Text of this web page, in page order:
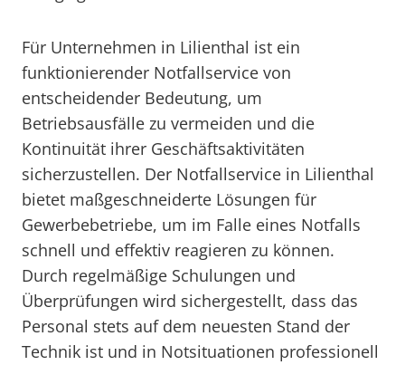
Für Unternehmen in Lilienthal ist ein
funktionierender Notfallservice von
entscheidender Bedeutung, um
Betriebsausfälle zu vermeiden und die
Kontinuität ihrer Geschäftsaktivitäten
sicherzustellen. Der Notfallservice in Lilienthal
bietet maßgeschneiderte Lösungen für
Gewerbebetriebe, um im Falle eines Notfalls
schnell und effektiv reagieren zu können.
Durch regelmäßige Schulungen und
Überprüfungen wird sichergestellt, dass das
Personal stets auf dem neuesten Stand der
Technik ist und in Notsituationen professionell